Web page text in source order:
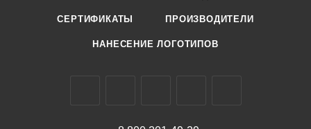
СЕРТИФИКАТЫ ПРОИЗВОДИТЕЛИ
НАНЕСЕНИЕ ЛОГОТИПОВ